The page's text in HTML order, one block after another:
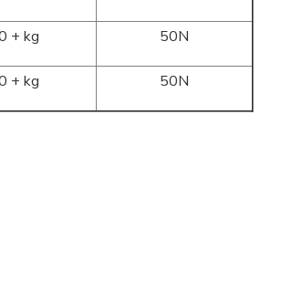
+ kg 50N
+ kg 50N